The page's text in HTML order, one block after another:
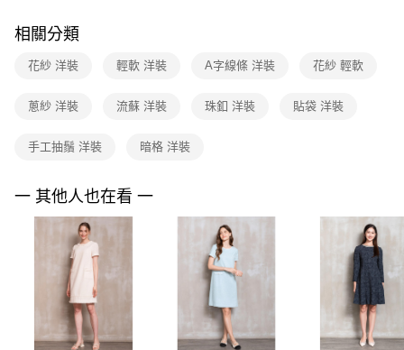
１．於結帳方式選擇「AFTEE先享後付」後，將跳轉至「AFTEE先享後付」
２．訂單成立數日內，您將收到繳費通知簡訊。
ATM／網路銀行／等多元方式進行付款，方視為交易完成。
※ 請注意：結帳手續完成當下不需立刻繳費，但若您需要取消訂單，請聯絡
後付繳納相關費用。
客戶支援中心」https://netprotections.freshdesk.com/support/home
【注意事項】
１．透過由恩沛科技股份有限公司提供之「AFTEE先享後付」服務完成之交
易，需依本服務之必要範圍內提供個人資料，並將交易相關給付款項請求債
權轉讓予恩沛科技股份有限公司。
２．關於個人資料處理事宜，請瀏覽以下網址：
https://aftee.tw/terms/#terms3
３．未成年的使用者請事先徵得法定代理人或監護人之同意方可使用
「AFTEE先享後付」，若未經同意申辦者引起之損失，本公司不負相關責
每筆NT$90，滿NT$3,600(含以上)免運費
7-11取貨付款
每筆NT$90，滿NT$3,600(含以上)免運費
黑貓宅配
每筆NT$90，滿NT$3,600(含以上)免運費
離島宅配 (蘭嶼恕不配送)
每筆NT$200，滿NT$8,000(含以上)免運費
付款後門市自取
相關分類
花紗 洋裝 輕軟 洋裝 A字線條 洋裝 花紗 輕軟
蔥紗 洋裝 流蘇 洋裝 珠釦 洋裝 貼袋 洋裝
手工抽鬚 洋裝 暗格 洋裝
一 其他人也在看 一